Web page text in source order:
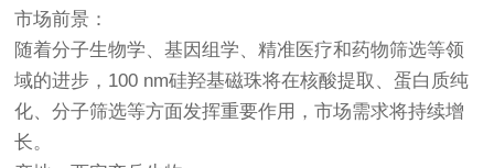
市场前景：
随着分子生物学、基因组学、精准医疗和药物筛选等领
域的进步，100 nm硅羟基磁珠将在核酸提取、蛋白质纯
化、分子筛选等方面发挥重要作用，市场需求将持续增
长。